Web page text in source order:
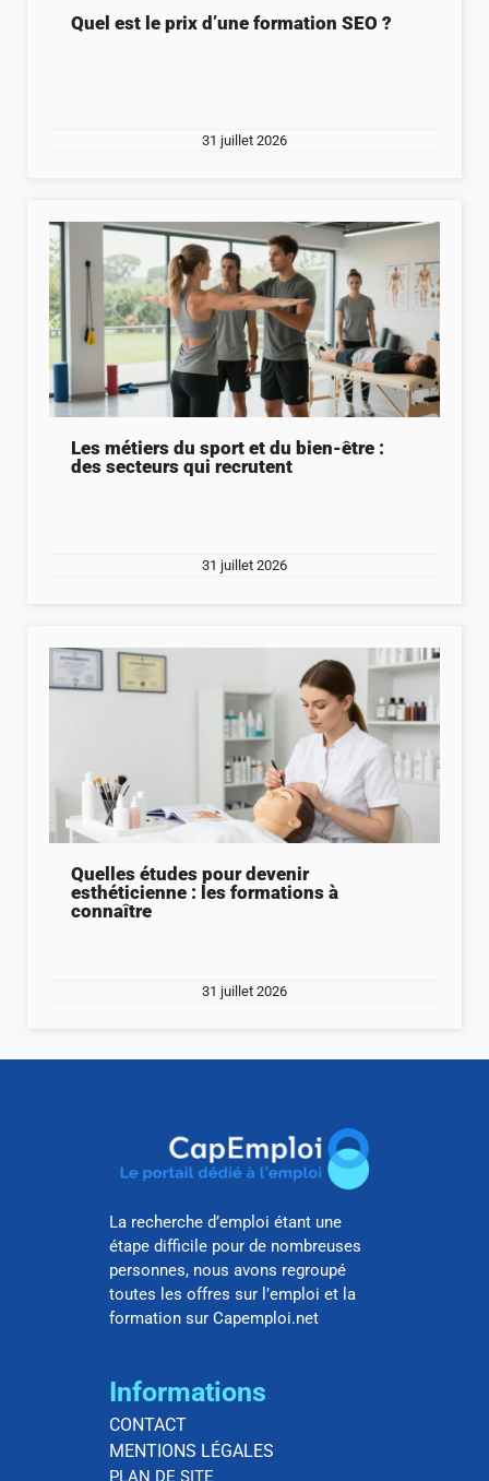
Quel est le prix d’une formation SEO ?
31 juillet 2026
Les métiers du sport et du bien-être :
des secteurs qui recrutent
31 juillet 2026
Quelles études pour devenir
esthéticienne : les formations à
connaître
31 juillet 2026
La recherche d’emploi étant une
étape difficile pour de nombreuses
personnes, nous avons regroupé
toutes les offres sur l’emploi et la
formation sur Capemploi.net
Informations
CONTACT
MENTIONS LÉGALES
PLAN DE SITE